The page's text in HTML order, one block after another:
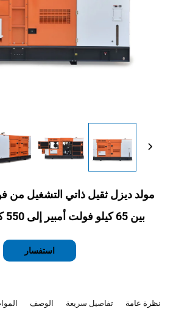
مولد ديزل ثقيل ذاتي التشغيل من
بين 65 كيلو فولت أمبير إلى 550 كيلو فولت أمبير
استفسار
نظرة عامة تفاصيل سريعة الوصف